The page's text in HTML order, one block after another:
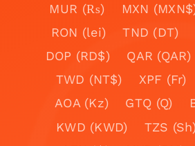
MUR (₨)
MXN
RON (lei)
TND (DT)
DOP (RD$)
QAR (QAR)
TWD (NT$)
XPF (Fr)
AOA (Kz)
GTQ (Q)
KWD (KWD)
TZS